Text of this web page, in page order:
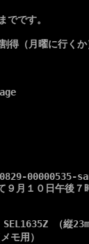
でです。
得（月曜に行くか
00000535-
９月１０日午後
（縦
用）